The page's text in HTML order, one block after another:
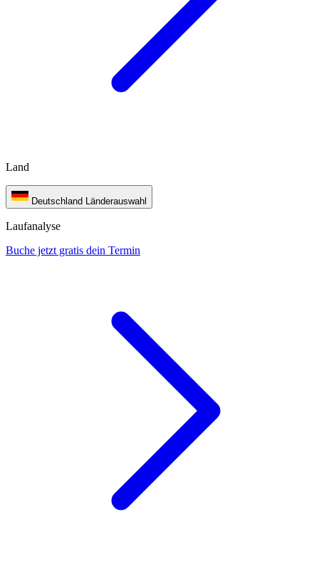
Land
Deutschland Länderauswahl
Laufanalyse
Buche jetzt gratis dein Termin